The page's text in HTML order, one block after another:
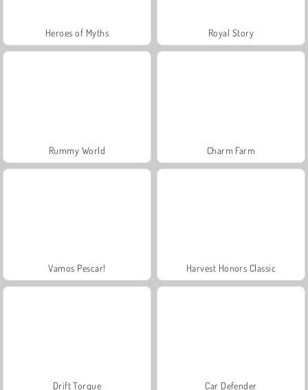
Heroes of Myths Royal Story
Rummy World Charm Farm
Vamos Pescar! Harvest Honors Classic
Drift Torque Car Defender